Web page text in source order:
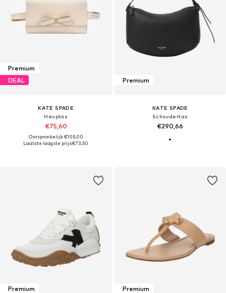
Premium
DEAL
KATE SPADE
Heuptas
€75,60
Oorspronkelijk: €105,00
Laatste laagste prijs:€73,50
Premium
KATE SPADE
Schoudertas
€290,66
Premium
Premium